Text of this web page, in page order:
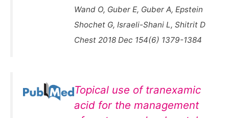
Wand O, Guber E, Guber A, Epstein
Shochet G, Israeli-Shani L, Shitrit D
Chest 2018 Dec 154(6) 1379-1384
Topical use of tranexamic
acid for the management